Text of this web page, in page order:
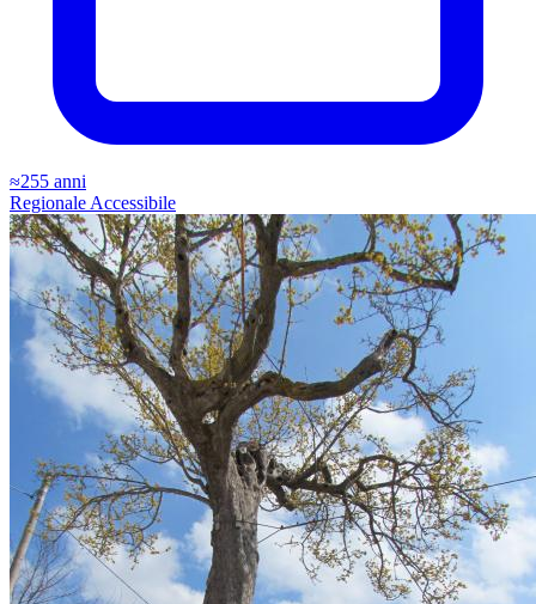
≈255 anni
Regionale Accessibile